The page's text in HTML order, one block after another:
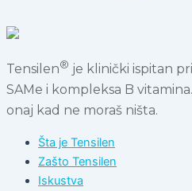
Tensilen® je klinički ispitan
SAMe i kompleksa B
onaj kad ne moraš ništa.
Šta je Tensilen
Zašto Tensilen
Iskustva